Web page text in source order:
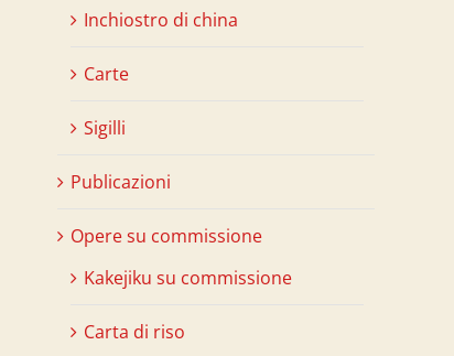
Inchiostro di china
Carte
Sigilli
Publicazioni
Opere su commissione
Kakejiku su commissione
Carta di riso